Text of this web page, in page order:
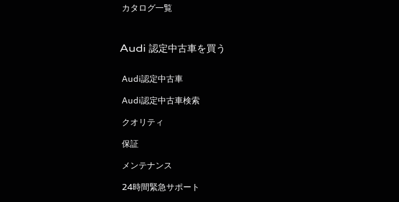
カタログ一覧
Audi 認定中古車を買う
Audi認定中古車
Audi認定中古車検索
クオリティ
保証
メンテナンス
24時間緊急サポート